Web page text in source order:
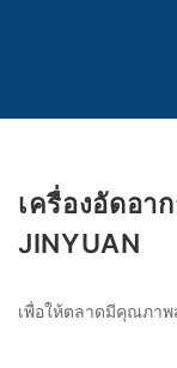
เครื่องอัดอา
JINYUAN
เพื่อให้ตลาดมีคุณภาพ